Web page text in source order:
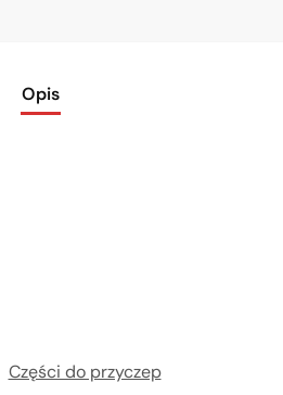
Opis
Części do przyczep